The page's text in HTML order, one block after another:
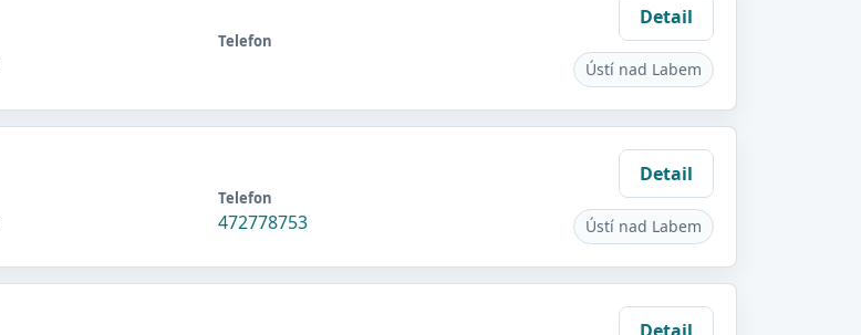
Telefon
Detail
Ústí nad Labem
Telefon
472778753
Detail
Ústí nad Labem
Detail